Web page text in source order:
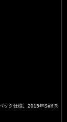
ック仕様。2015年Self R